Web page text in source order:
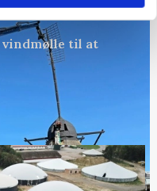
vindmølle til at